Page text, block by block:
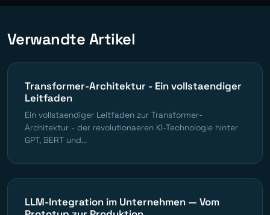
Verwandte Artikel
Transformer-Architektur - Ein vollstaendiger
Leitfaden
Ein vollstaendiger Leitfaden zur Transformer-
Architektur - der revolutionaeren KI-Technologie hinter
GPT, BERT und...
LLM-Integration im Unternehmen — Vom